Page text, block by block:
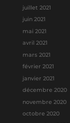
juillet 2021
juin 2021
mai 2021
avril 2021
mars 2021
février 2021
janvier 2021
décembre 2020
novembre 2020
octobre 2020